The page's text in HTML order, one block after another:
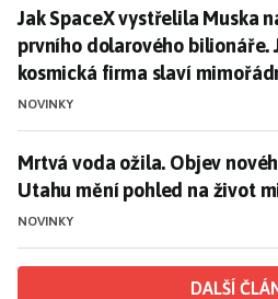
Jak SpaceX vystřelila
Jak SpaceX vystřelila Muska
prvního dolarového bilionáře.
kosmická firma slaví
NOVINKY
Mrtvá voda ožila. Objev
Mrtvá voda ožila. Objev
Utahu mění pohled na život
NOVINKY
DALŠÍ